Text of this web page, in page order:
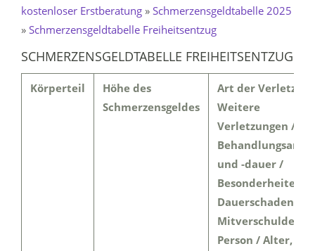
kostenloser Erstberatung » Schmerzensgeldtabelle 2025
» Schmerzensgeldtabelle Freiheitsentzug
SCHMERZENSGELDTABELLE FREIHEITSENTZUG
Körperteil
Höhe des
Schmerzensgeldes
Art der
Weitere
Verletzungen /
Behandlungsart
und -dauer /
Besonderheiten,
Dauerschaden,
Mitverschulden /
Person / Alter,